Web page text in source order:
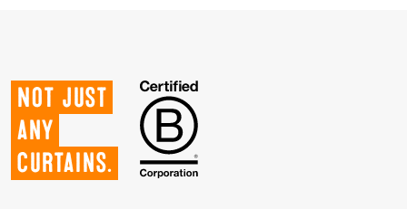
Not just
any
curtains.